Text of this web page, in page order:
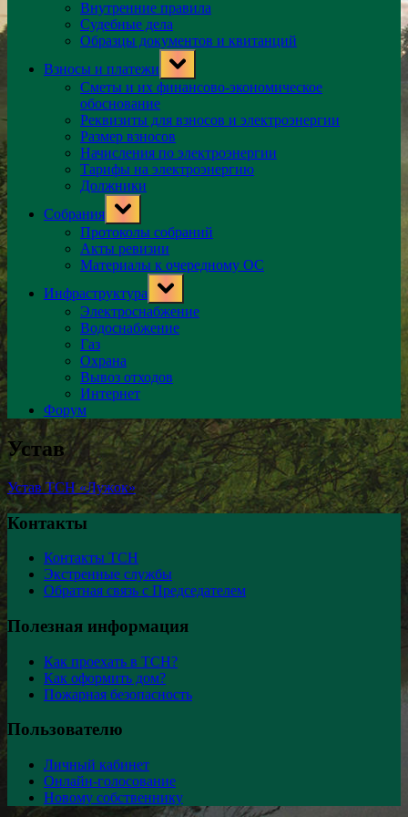
Внутренние правила
Судебные дела
Образцы документов и квитанций
Взносы и платежи
Toggle
sub-
menu
Сметы и их финансово-экономическое
обоснование
Реквизиты для взносов и электроэнергии
Размер взносов
Начисления по электроэнергии
Тарифы на электроэнергию
Должники
Собрания
Toggle
sub-
menu
Протоколы собраний
Акты ревизии
Материалы к очередному ОС
Инфраструктура
Toggle
sub-
menu
Электроснабжение
Водоснабжение
Газ
Охрана
Вывоз отходов
Интернет
Форум
Устав
Устав ТСН «Лужок»
Контакты
Контакты ТСН
Экстренные службы
Обратная связь с Председателем
Полезная информация
Как проехать в ТСН?
Как оформить дом?
Пожарная безопасность
Пользователю
Личный кабинет
Онлайн-голосование
Новому собственнику